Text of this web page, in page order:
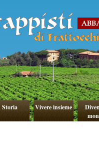
Storia Vivere insieme